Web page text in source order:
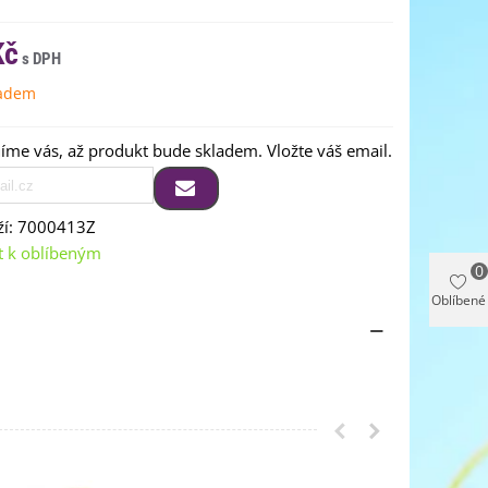
vás, až produkt bude skladem. Vložte váš email.
7000413Z
k oblíbeným
Oblíbené
0